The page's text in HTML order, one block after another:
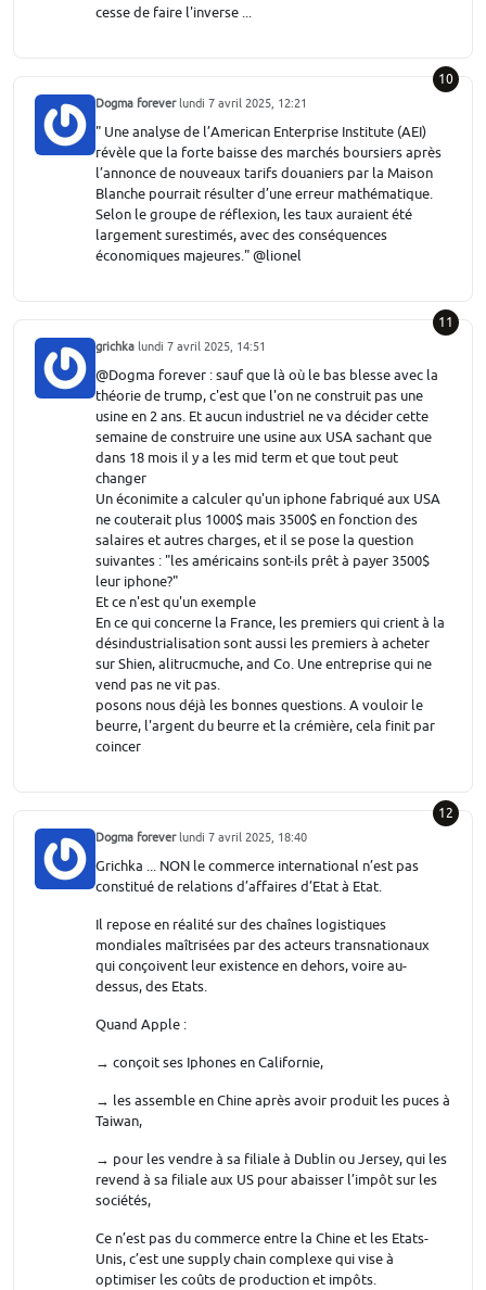
cesse de faire l'inverse ...
10
Dogma foreverlundi 7 avril 2025, 12:21
" Une analyse de l’American Enterprise Institute (AEI)
révèle que la forte baisse des marchés boursiers après
l’annonce de nouveaux tarifs douaniers par la Maison
Blanche pourrait résulter d’une erreur mathématique.
Selon le groupe de réflexion, les taux auraient été
largement surestimés, avec des conséquences
économiques majeures." @lionel
11
grichka lundi 7 avril 2025, 14:51
@Dogma forever : sauf que là où le bas blesse avec la
théorie de trump, c'est que l'on ne construit pas une
usine en 2 ans. Et aucun industriel ne va décider cette
semaine de construire une usine aux USA sachant que
dans 18 mois il y a les mid term et que tout peut
changer
Un éconimite a calculer qu'un iphone fabriqué aux USA
ne couterait plus 1000$ mais 3500$ en fonction des
salaires et autres charges, et il se pose la question
suivantes : "les américains sont-ils prêt à payer 3500$
leur iphone?"
Et ce n'est qu'un exemple
En ce qui concerne la France, les premiers qui crient à la
désindustrialisation sont aussi les premiers à acheter
sur Shien, alitrucmuche, and Co. Une entreprise qui ne
vend pas ne vit pas.
posons nous déjà les bonnes questions. A vouloir le
beurre, l'argent du beurre et la crémière, cela finit par
coincer
12
Dogma foreverlundi 7 avril 2025, 18:40
Grichka ... NON le commerce international n’est pas
constitué de relations d’affaires d’Etat à Etat.
Il repose en réalité sur des chaînes logistiques
mondiales maîtrisées par des acteurs transnationaux
qui conçoivent leur existence en dehors, voire au-
dessus, des Etats.
Quand Apple :
→ conçoit ses Iphones en Californie,
→ les assemble en Chine après avoir produit les puces à
Taiwan,
→ pour les vendre à sa filiale à Dublin ou Jersey, qui les
revend à sa filiale aux US pour abaisser l’impôt sur les
sociétés,
Ce n’est pas du commerce entre la Chine et les Etats-
Unis, c’est une supply chain complexe qui vise à
optimiser les coûts de production et impôts.